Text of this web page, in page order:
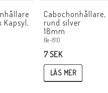
Lägg till iCabochonhållare,
rund silver
18mm
Be-810
7 SEK
LÄS MER